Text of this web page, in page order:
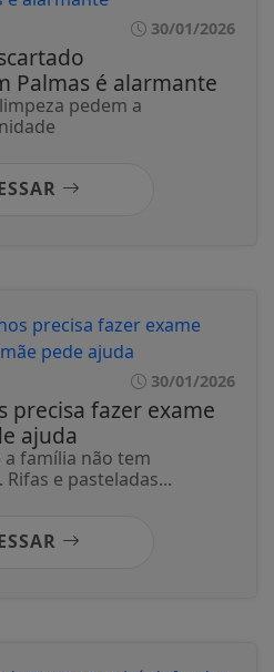
30/01/2026
Palmas é alarmante
pedem a
30/01/2026
precisa fazer exame
ajuda
a família não tem
e pasteladas...